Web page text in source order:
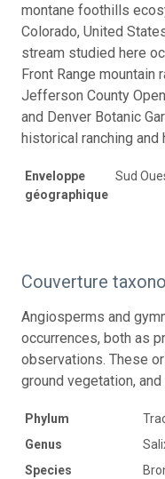
montane foothills
Colorado, United
stream studied here
Front Range mountain
Jefferson County
and Denver Botanic
historical ranching and
Enveloppe
géographique
Sud
Couverture
Angiosperms and
occurrences, both as
observations. These
ground vegetation,
Phylum
Genus
Species